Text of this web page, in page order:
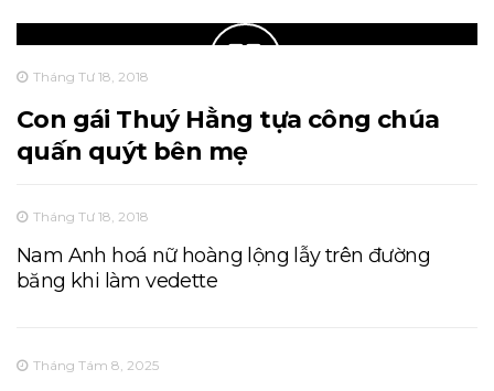
Tháng Tư 18, 2018
Con gái Thuý Hằng tựa công chúa
quấn quýt bên mẹ
Tháng Tư 18, 2018
Nam Anh hoá nữ hoàng lộng lẫy trên đường
băng khi làm vedette
Tháng Tám 8, 2025